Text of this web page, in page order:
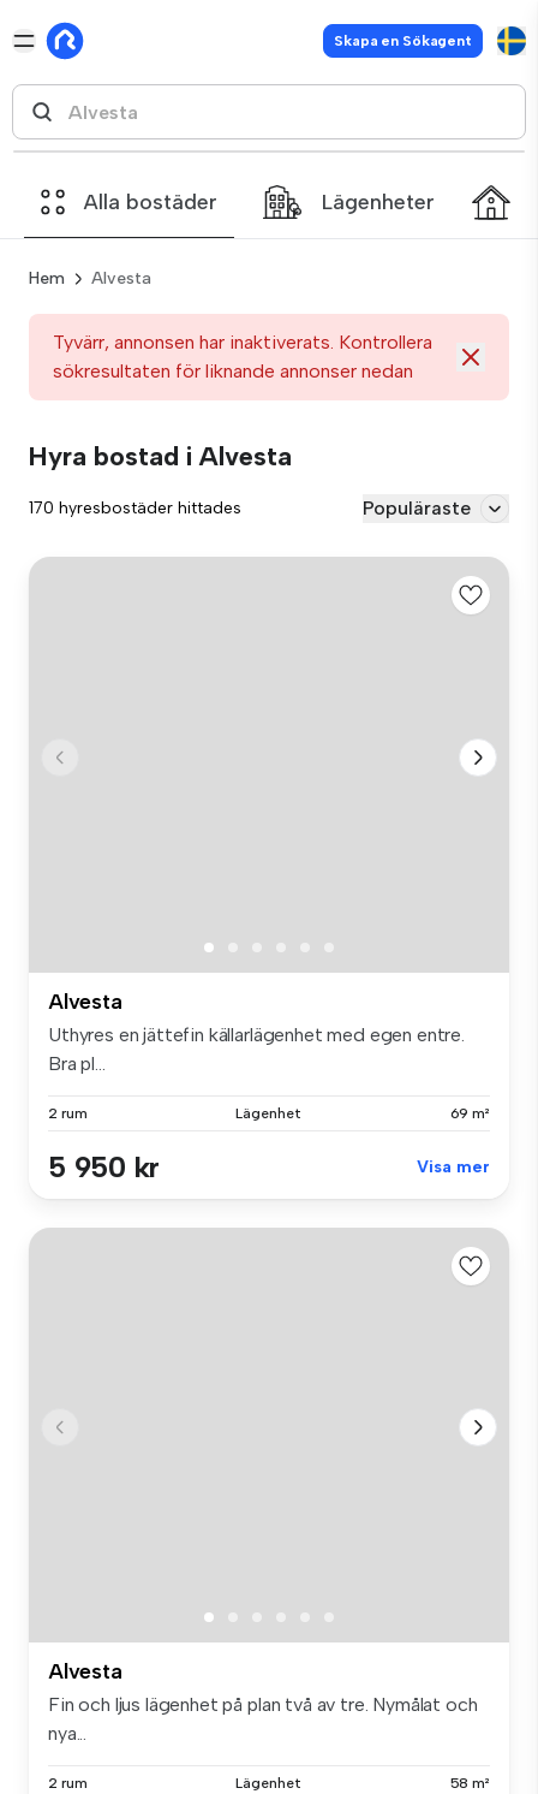
Skapa en Sökagent
Alla bostäder Lägenheter
Hem Alvesta
Tyvärr, annonsen har inaktiverats. Kontrollera
sökresultaten för liknande annonser nedan
Hyra bostad i Alvesta
170 hyresbostäder hittades Populäraste
Alvesta
Uthyres en jättefin källarlägenhet med egen entre.
Bra pl...
2 rum Lägenhet 69 m²
5 950 kr Visa mer
Alvesta
Fin och ljus lägenhet på plan två av tre. Nymålat och
nya...
2 rum Lägenhet 58 m²